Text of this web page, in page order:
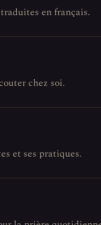
en français.
chez soi.
et ses pratiques.